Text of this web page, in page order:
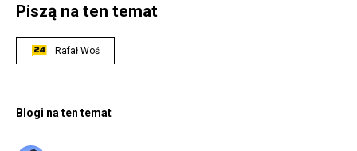
Piszą na ten temat
Rafał Woś
Blogi na ten temat